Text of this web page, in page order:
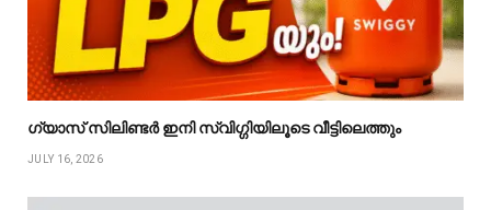
ഗ്യാസ് സിലിണ്ടർ ഇനി സ്വിഗ്ഗിയിലൂടെ വീട്ടിലെത്തും
JULY 16, 2026